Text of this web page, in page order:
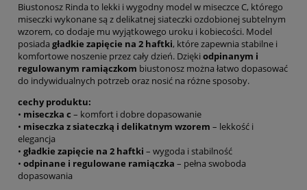
Biustonosz Rinda to lekki i wygodny model w miseczce C, którego
miseczki wykonane są z delikatnej siateczki ozdobionej subtelnym
wzorem, co dodaje mu wyjątkowego uroku i kobiecości. Model
posiada gładkie zapięcie na 2 haftki, które zapewnia stabilne i
komfortowe noszenie przez cały dzień. Dzięki odpinanym i
regulowanym ramiączkom biustonosz można łatwo dopasować
do indywidualnych potrzeb oraz nosić na różne sposoby.
cechy produktu:
• miseczka c – komfort i dobre dopasowanie
• miseczka z siateczką i delikatnym wzorem – lekkość i
elegancja
• gładkie zapięcie na 2 haftki – wygoda i stabilność
• odpinane i regulowane ramiączka – pełna swoboda
dopasowania